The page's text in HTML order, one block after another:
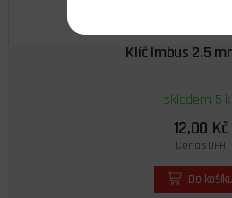
Klíč Imbus 2.5
skladem 5
12,00 Kč
Cena s DPH
Do košíku